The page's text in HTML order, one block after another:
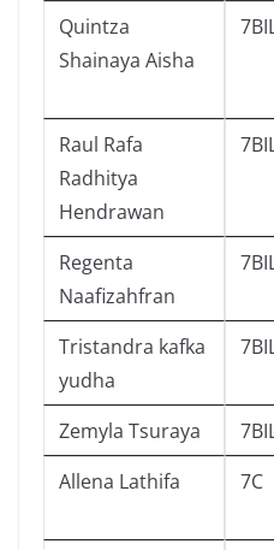
Quintza
Shainaya Aisha
Raul Rafa
Radhitya
Hendrawan
Regenta
Naafizahfran
Tristandra kafka
yudha
Zemyla Tsuraya
Allena Lathifa
7C